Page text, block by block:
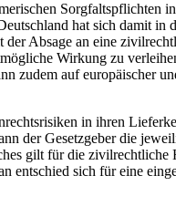
Sorgfaltspflichten
hat sich damit
Absage an eine
Wirkung zu
zudem auf europäischer
in ihren
der Gesetzgeber die
gilt für die
entschied sich für eine